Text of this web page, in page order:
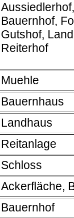
Bauernhof,
Gutshof,
Reiterhof
Muehle
Bauernhaus
Landhaus
Reitanlage
Schloss
Ackerfläche,
Bauernhof